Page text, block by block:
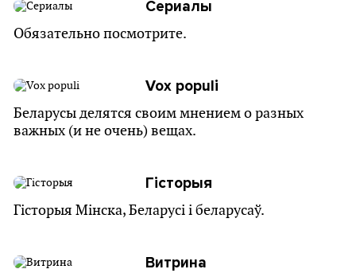
Сериалы
Обязательно посмотрите.
Vox populi
Беларусы делятся своим мнением о разных
важных (и не очень) вещах.
Гісторыя
Гісторыя Мінска, Беларусі і беларусаў.
Витрина